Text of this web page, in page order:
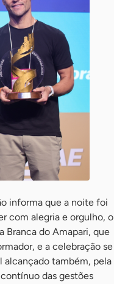
informa que a noite foi
com alegria e orgulho, o
Branca do Amapari, que
e a celebração se
alcançado também, pela
das gestões